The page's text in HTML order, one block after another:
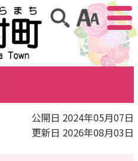
アクセ
サイト内検索
公開日 2024年05月07日
更新日 2026年08月03日